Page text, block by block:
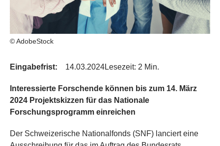
© AdobeStock
Eingabefrist: 14.03.2024Lesezeit: 2 Min.
Interessierte Forschende können bis zum 14. März
2024 Projektskizzen für das Nationale
Forschungsprogramm einreichen
Der Schweizerische Nationalfonds (SNF) lanciert eine